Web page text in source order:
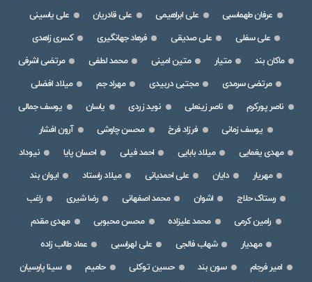
عرفان طهماسبی
علی ابراهیمی علی قادریان
علی یاسینی
علی سفلی
علی صدیقی فرهاد جهانگیری
کسری زاهدی
ماکان بند
متیار متین امینی محمد لطفی
مرتضی اشرفی
مرتضی سرمدی
مجتبی دربیدی مهراد جم
میلاد افضلی
ناصر پورکرم
ناصر زینعلی نوید زردی یاسان
یوسف جمالی
یوسف زمانی
فرزاد فرخ محسن چاوشی
آرون افشار
مهدی یغمایی
میلاد بابایی احمد فیلی احسان پایا
نیوداد
مهریار
دایان علی احمدیانی میلاد راستاد
ایوان بند
رستاک حلاج
اشوان محمد اصفهانی رضا شیری
راغب
رامین کرمی
محمد علیزاده محسن محبوبی
مهدی مقدم
مهدیار
شهاب فالجی علی لهراسبی
عماد طالب زاده
امیر فرجام
سون بند حسین توکلی حامیم
سینا پارسیان